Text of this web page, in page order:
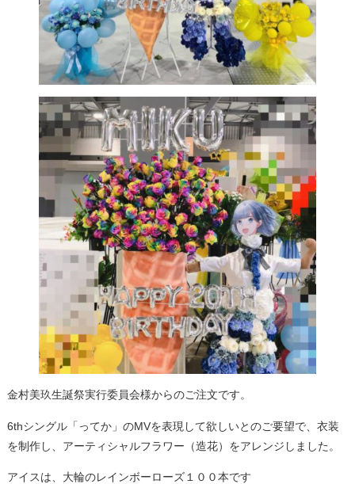
金村美玖生誕祭実行委員会様からのご注文です。
6thシングル「ってか」のMVを表現して欲しいとのご要望で、衣装
を制作し、アーティシャルフラワー（造花）をアレンジしました。
アイスは、大輪のレインボーローズ１００本です